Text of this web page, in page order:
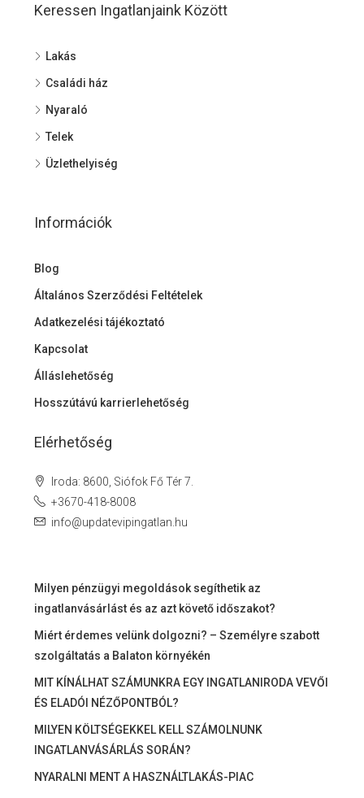
Keressen Ingatlanjaink Között
Lakás
Családi ház
Nyaraló
Telek
Üzlethelyiség
Információk
Blog
Általános Szerződési Feltételek
Adatkezelési tájékoztató
Kapcsolat
Álláslehetőség
Hosszútávú karrierlehetőség
Elérhetőség
Iroda: 8600, Siófok Fő Tér 7.
+3670-418-8008
info@updatevipingatlan.hu
Milyen pénzügyi megoldások segíthetik az
ingatlanvásárlást és az azt követő időszakot?
Miért érdemes velünk dolgozni? – Személyre szabott
szolgáltatás a Balaton környékén
MIT KÍNÁLHAT SZÁMUNKRA EGY INGATLANIRODA VEVŐI
ÉS ELADÓI NÉZŐPONTBÓL?
MILYEN KÖLTSÉGEKKEL KELL SZÁMOLNUNK
INGATLANVÁSÁRLÁS SORÁN?
NYARALNI MENT A HASZNÁLTLAKÁS-PIAC